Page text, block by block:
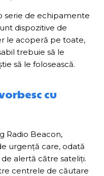
serie de echipamente
dispozitive de
le acoperă pe toate,
trebuie să le
să le folosească.
cu
Radio Beacon,
urgență care, odată
alertă către sateliți.
centrele de căutare